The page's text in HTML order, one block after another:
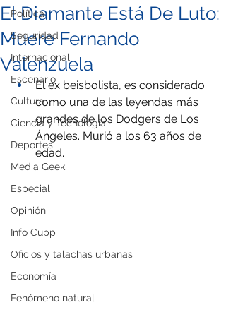
Política
Seguridad
Internacional
Escenario
Cultura
Ciencia y Tecnología
Deportes
Media Geek
Especial
Opinión
Info Cupp
Oficios y talachas urbanas
Economía
Fenómeno natural
El Diamante Está De Luto:
Muere Fernando
Valenzuela
El ex beisbolista, es considerado
como una de las leyendas más
grandes de los Dodgers de Los
Ángeles. Murió a los 63 años de
edad.